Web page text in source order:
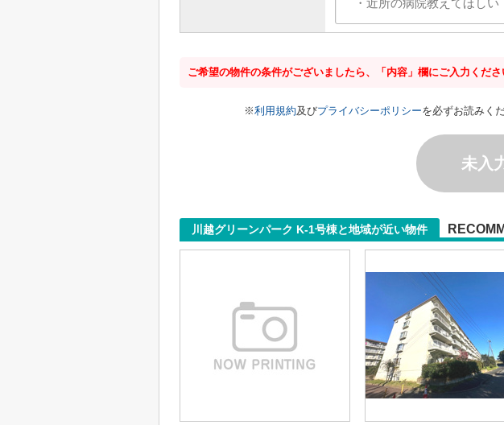
ご希望の物件の条件がございましたら、「内容」欄にご入力くださ
※利用規約及びプライバシーポリシーを必ずお読みく
未入
川越グリーンパーク K-1号棟と地域が近い物件